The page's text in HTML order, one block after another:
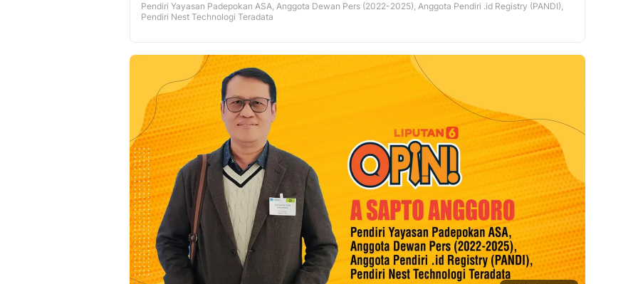
Pendiri Yayasan Padepokan ASA, Anggota Dewan Pers (2022-2025), Anggota Pendiri .id Registry (PANDI),
Pendiri Nest Technologi Teradata